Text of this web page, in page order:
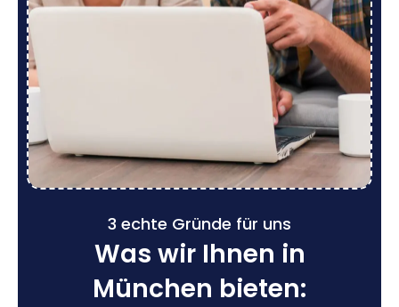
3 echte Gründe für uns
Was wir Ihnen in
München bieten: